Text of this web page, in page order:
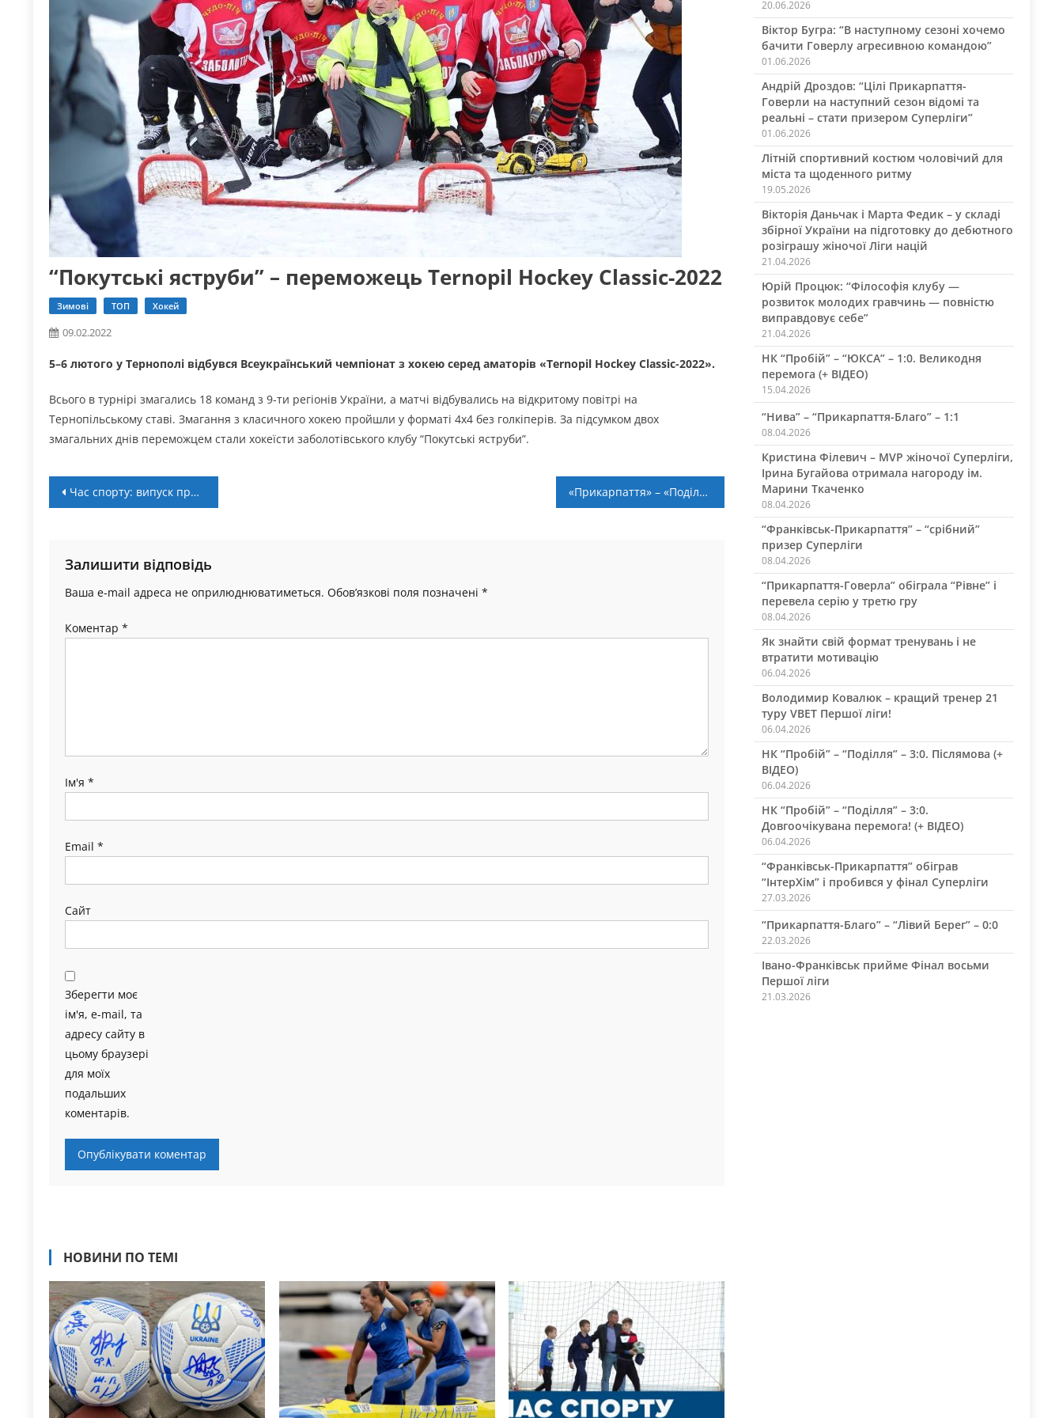
“Покутські яструби” – переможець Ternopil Hockey Classic-2022
Зимові ТОП Хокей
09.02.2022
5–6 лютого у Тернополі відбувся Всеукраїнський чемпіонат з хокею серед аматорів «Ternopil Hockey Classic-2022».
Всього в турнірі змагались 18 команд з 9-ти регіонів України, а матчі відбувались на відкритому повітрі на
Тернопільському ставі. Змагання з класичного хокею пройшли у форматі 4х4 без голкіперів. За підсумком двох
змагальних днів переможцем стали хокеїсти заболотівського клубу “Покутські яструби”.
Навігація
Час спорту: випуск програми від 8 лютого «Прикарпаття» – «Поділля». Анонс контрольного матчу
Залишити відповідь
Ваша e-mail адреса не оприлюднюватиметься. Обов’язкові поля позначені *
Коментар *
Ім'я *
Email *
Сайт
Зберегти моє
ім'я, e-mail, та
адресу сайту в
цьому браузері
для моїх
подальших
коментарів.
НОВИНИ ПО ТЕМІ
20.06.2026
Віктор Бугра: “В наступному сезоні хочемо
бачити Говерлу агресивною командою”
01.06.2026
Андрій Дроздов: “Цілі Прикарпаття-
Говерли на наступний сезон відомі та
реальні – стати призером Суперліги”
01.06.2026
Літній спортивний костюм чоловічий для
міста та щоденного ритму
19.05.2026
Вікторія Даньчак і Марта Федик – у складі
збірної України на підготовку до дебютного
розіграшу жіночої Ліги націй
21.04.2026
Юрій Процюк: “Філософія клубу —
розвиток молодих гравчинь — повністю
виправдовує себе”
21.04.2026
НК “Пробій” – “ЮКСА” – 1:0. Великодня
перемога (+ ВІДЕО)
15.04.2026
“Нива” – “Прикарпаття-Благо” – 1:1
08.04.2026
Кристина Філевич – MVP жіночої Суперліги,
Ірина Бугайова отримала нагороду ім.
Марини Ткаченко
08.04.2026
“Франківськ-Прикарпаття” – “срібний”
призер Суперліги
08.04.2026
“Прикарпаття-Говерла” обіграла “Рівне” і
перевела серію у третю гру
08.04.2026
Як знайти свій формат тренувань і не
втратити мотивацію
06.04.2026
Володимир Ковалюк – кращий тренер 21
туру VBET Першої ліги!
06.04.2026
НК “Пробій” – “Поділля” – 3:0. Післямова (+
ВІДЕО)
06.04.2026
НК “Пробій” – “Поділля” – 3:0.
Довгоочікувана перемога! (+ ВІДЕО)
06.04.2026
“Франківськ-Прикарпаття” обіграв
“ІнтерХім” і пробився у фінал Суперліги
27.03.2026
“Прикарпаття-Благо” – “Лівий Берег” – 0:0
22.03.2026
Івано-Франківськ прийме Фінал восьми
Першої ліги
21.03.2026